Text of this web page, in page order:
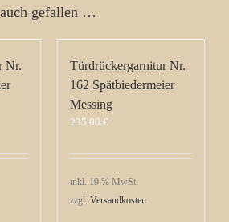
gefallen …
Nr.
Türdrückergarnitur Nr.
162 Spätbiedermeier
Messing
235,00 €
inkl. 19 % MwSt.
zzgl. Versandkosten